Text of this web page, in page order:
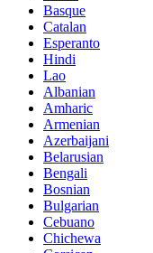
Basque
Catalan
Esperanto
Hindi
Lao
Albanian
Amharic
Armenian
Azerbaijani
Belarusian
Bengali
Bosnian
Bulgarian
Cebuano
Chichewa